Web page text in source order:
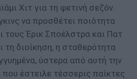
Χιτ για τη φετινή σεζόν.
να προσθέτει ποιότητα
τους Έρικ Σποέλστρα και Πατ
τη διοίκηση, η σταθερότητα
ύστερα από αυτή την
έστειλε τέσσερις παίκτες